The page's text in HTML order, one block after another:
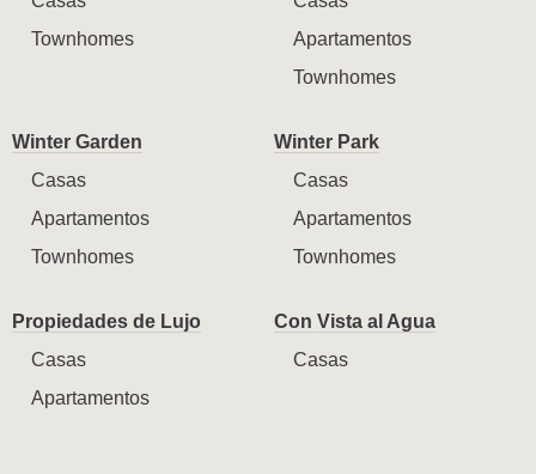
Townhomes
Apartamentos
Townhomes
Winter Garden
Casas
Apartamentos
Townhomes
Winter Park
Casas
Apartamentos
Townhomes
Propiedades de Lujo
Casas
Apartamentos
Con Vista al Agua
Casas